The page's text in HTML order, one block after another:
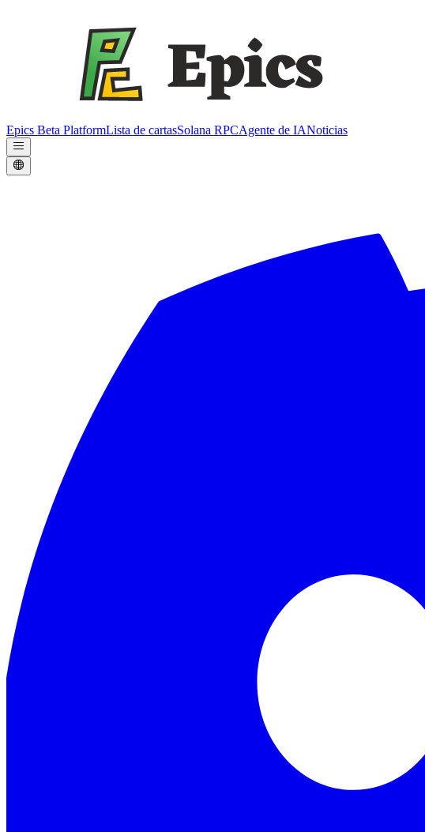
Epics Beta PlatformLista de cartasSolana RPCAgente de IANoticias